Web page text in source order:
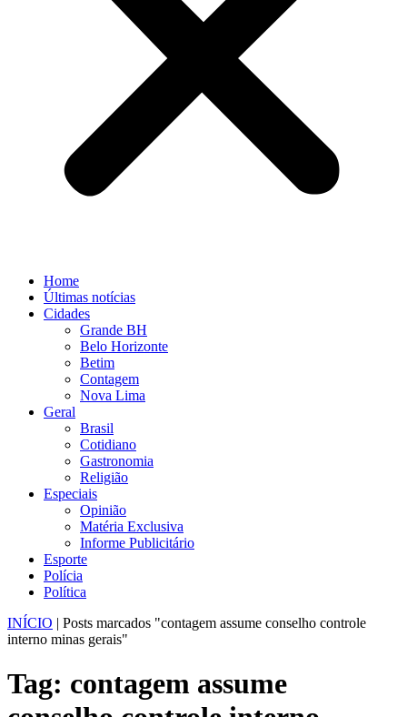
Home
Últimas notícias
Cidades
Grande BH
Belo Horizonte
Betim
Contagem
Nova Lima
Geral
Brasil
Cotidiano
Gastronomia
Religião
Especiais
Opinião
Matéria Exclusiva
Informe Publicitário
Esporte
Polícia
Política
INÍCIO | Posts marcados "contagem assume conselho controle
interno minas gerais"
Tag: contagem assume